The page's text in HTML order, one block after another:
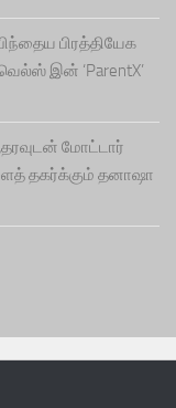
பிரத்தியேக
இன் ‘ParentX’
மோட்டார்
தகர்க்கும் தனாஷா